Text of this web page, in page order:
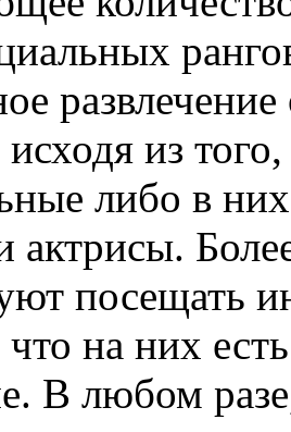
исходя из
либо в
актрисы.
посещать
что на них
В любом